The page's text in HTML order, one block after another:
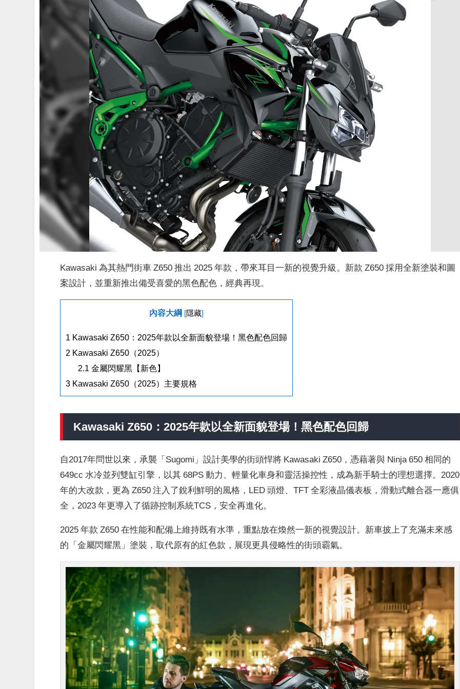
Kawasaki 為其熱門街車 Z650 推出 2025 年款，帶來耳目一新的視覺升級。新款 Z650 採用全新塗裝和圖
案設計，並重新推出備受喜愛的黑色配色，經典再現。
內容大綱 隱藏
1 Kawasaki Z650：2025年款以全新面貌登場！黑色配色回歸
2 Kawasaki Z650（2025）
2.1 金屬閃耀黑【新色】
3 Kawasaki Z650（2025）主要規格
Kawasaki Z650：2025年款以全新面貌登場！黑色配色回歸
自2017年問世以來，承襲「Sugomi」設計美學的街頭悍將 Kawasaki Z650，憑藉著與 Ninja 650 相同的
649cc 水冷並列雙缸引擎，以其 68PS 動力、輕量化車身和靈活操控性，成為新手騎士的理想選擇。2020
年的大改款，更為 Z650 注入了銳利鮮明的風格，LED 頭燈、TFT 全彩液晶儀表板，滑動式離合器一應俱
全，2023 年更導入了循跡控制系統TCS，安全再進化。
2025 年款 Z650 在性能和配備上維持既有水準，重點放在煥然一新的視覺設計。新車披上了充滿未來感
的「金屬閃耀黑」塗裝，取代原有的紅色款，展現更具侵略性的街頭霸氣。